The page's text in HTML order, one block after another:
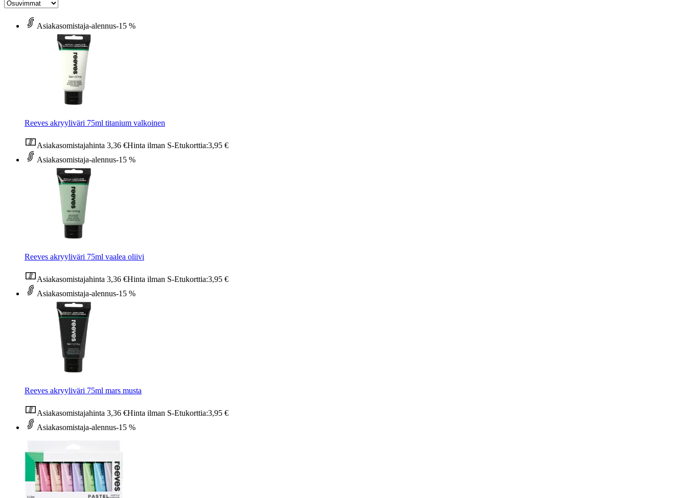
Asiakasomistaja-alennus-15 %
Reeves akryyliväri 75ml titanium valkoinen
Asiakasomistajahinta 3,36 €Hinta ilman S-Etukorttia:3,95 €
Asiakasomistaja-alennus-15 %
Reeves akryyliväri 75ml vaalea oliivi
Asiakasomistajahinta 3,36 €Hinta ilman S-Etukorttia:3,95 €
Asiakasomistaja-alennus-15 %
Reeves akryyliväri 75ml mars musta
Asiakasomistajahinta 3,36 €Hinta ilman S-Etukorttia:3,95 €
Asiakasomistaja-alennus-15 %